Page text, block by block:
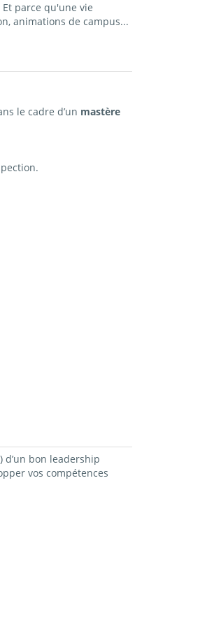
parce qu'une vie
animations de campus...
le cadre d’un mastère
d’un bon leadership
vos compétences